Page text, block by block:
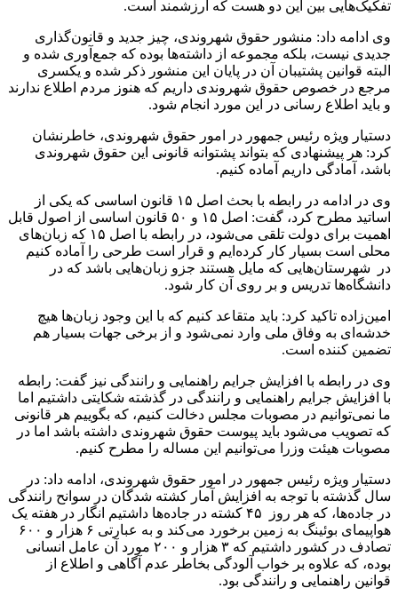
تفکیک‌هایی بین این دو هست که ارزشمند است.
وی ادامه داد: منشور حقوق شهروندی، چیز جدید و قانون‌گذاری
جدیدی نیست، بلکه مجموعه از داشته‌ها بوده که جمع‌آوری شده و
البته قوانین پشتیبان آن در پایان این منشور ذکر شده و یکسری
مرجع در خصوص حقوق شهروندی داریم که هنوز مردم اطلاع ندارند
و باید اطلاع رسانی در این مورد انجام شود.
دستیار ویژه رئیس جمهور در امور حقوق شهروندی، خاطرنشان
کرد: هر پیشنهادی که بتواند پشتوانه قانونی این حقوق شهروندی
باشد، آمادگی داریم آماده کنیم.
وی در ادامه در رابطه با بحث اصل ۱۵ قانون اساسی که یکی از
اساتید مطرح کرد، گفت: اصل ۱۵ و ۵۰ قانون اساسی از اصول قابل
اهمیت برای دولت تلقی می‌شود، در رابطه با اصل ۱۵ که زبان‌های
محلی است بسیار کار کرده‌ایم و قرار است طرحی را آماده کنیم
در شهرستان‌هایی که مایل هستند جزو زبان‌هایی باشد که در
دانشگاه‌ها تدریس و بر روی آن کار شود.
امین‌زاده تاکید کرد: باید متقاعد کنیم که با این وجود زبان‌ها هیچ
خدشه‌ای به وفاق ملی وارد نمی‌شود و از برخی جهات بسیار هم
تضمین کننده است.
وی در رابطه با افزایش جرایم راهنمایی و رانندگی نیز گفت: رابطه
با افزایش جرایم راهنمایی و رانندگی در گذشته شکایتی داشتیم اما
ما نمی‌توانیم در مصوبات مجلس دخالت کنیم، که بگوییم هر قانونی
که تصویب می‌شود باید پیوست حقوق شهروندی داشته باشد اما در
مصوبات هیئت وزرا می‌توانیم این مساله را مطرح کنیم.
دستیار ویژه رئیس جمهور در امور حقوق شهروندی، ادامه داد: در
سال گذشته با توجه به افزایش آمار کشته شدگان در سوانح رانندگی
در جاده‌ها، که هر روز ۴۵ کشته در جاده‌ها داشتیم انگار در هفته یک
هواپیمای بوئینگ به زمین برخورد می‌کند و به عبارتی ۶ هزار و ۶۰۰
تصادف در کشور داشتیم که ۳ هزار و ۲۰۰ مورد آن عامل انسانی
بوده، که علاوه بر خواب آلودگی بخاطر عدم آگاهی و اطلاع از
قوانین راهنمایی و رانندگی بود.